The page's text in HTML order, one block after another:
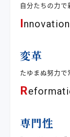
自分たちの力
Innovation
変革
たゆまぬ努力で
R
専門性